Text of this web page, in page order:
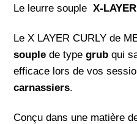
Le leurre soupleX-
Le X LAYER CURLY de
souple de typegrub qui
efficace lors de vos
carnassiers.
Conçu dans une matière